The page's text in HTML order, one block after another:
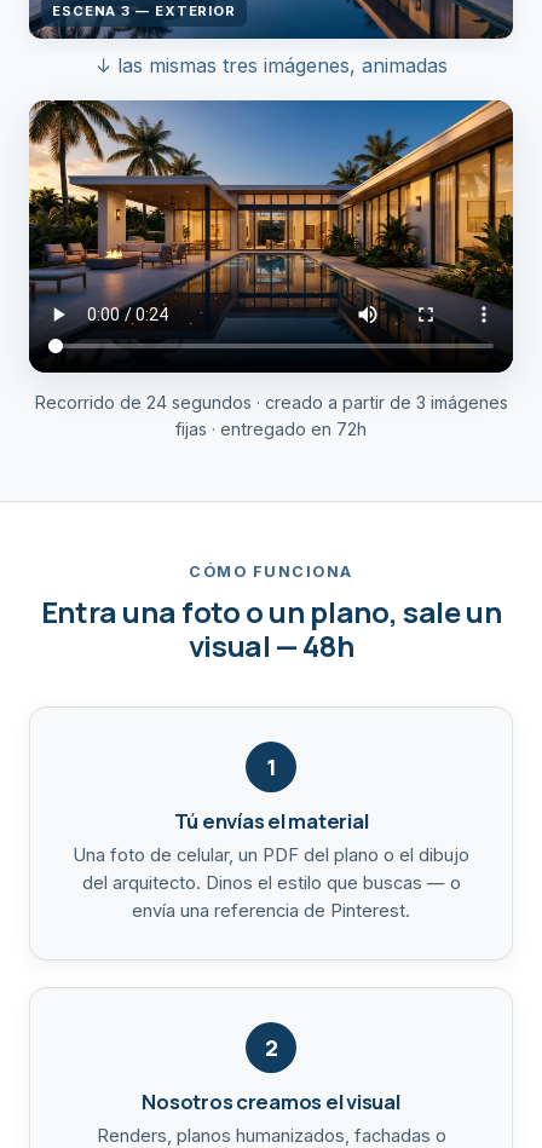
ESCENA 3 — EXTERIOR
↓ las mismas tres imágenes, animadas
Recorrido de 24 segundos · creado a partir de 3 imágenes
fijas · entregado en 72h
CÓMO FUNCIONA
Entra una foto o un plano, sale un
visual — 48h
1
Tú envías el material
Una foto de celular, un PDF del plano o el dibujo
del arquitecto. Dinos el estilo que buscas — o
envía una referencia de Pinterest.
2
Nosotros creamos el visual
Renders, planos humanizados, fachadas o